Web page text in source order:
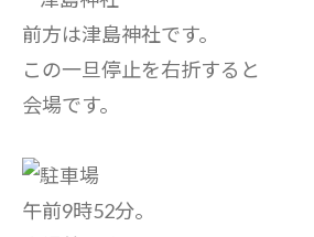
前方は津島神社です。
この一旦停止を右折すると
会場です。
午前9時52分。